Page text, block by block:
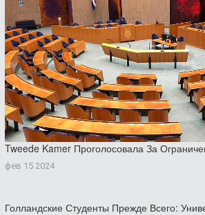
Tweede Kamer Проголосовала За
фев 15 2024
Голландские Студенты Прежде Всего: